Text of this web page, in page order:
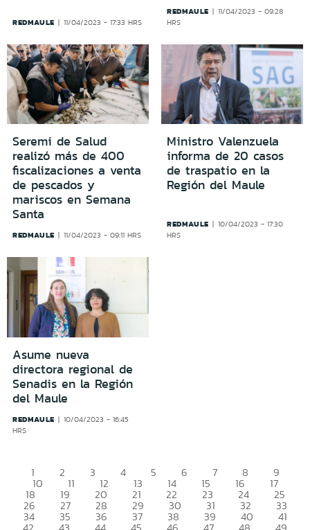
REDMAULE 11/04/2023 - 17:33 HRS
REDMAULE
11/04/2023 - 09:28
HRS
Seremi de Salud
realizó más de 400
fiscalizaciones a venta
de pescados y
mariscos en Semana
Santa
REDMAULE 11/04/2023 - 09:11 HRS
Ministro Valenzuela
informa de 20 casos
de traspatio en la
Región del Maule
REDMAULE
10/04/2023 - 17:30
HRS
Asume nueva
directora regional de
Senadis en la Región
del Maule
REDMAULE
10/04/2023 - 16:45
HRS
1 2 3 4 5 6 7 8 9
10 11 12 13 14 15 16 17
18 19 20 21 22 23 24 25
26 27 28 29 30 31 32 33
34 35 36 37 38 39 40 41